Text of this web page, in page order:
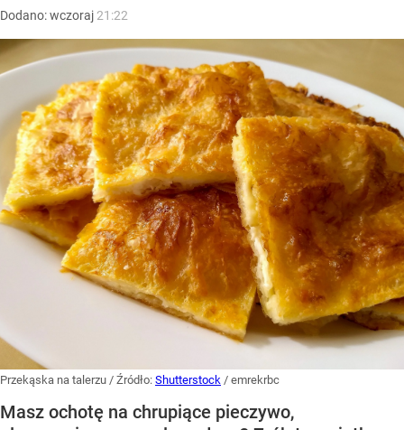
Dodano:wczoraj 21:22
Przekąska na talerzu / Źródło: Shutterstock / emrekrbc
Masz ochotę na chrupiące pieczywo,